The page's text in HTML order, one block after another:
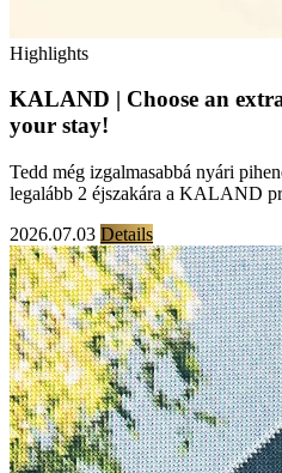
Highlights
KALAND | Choose an
your stay!
Tedd még izgalmasabbá nyári
legalább 2 éjszakára a KALAND
2026.07.03 Details